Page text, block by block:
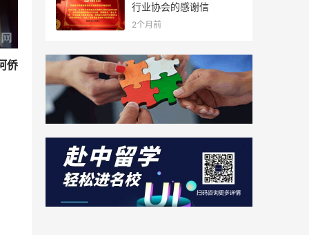
侨
行业协会的感谢信
2个月前